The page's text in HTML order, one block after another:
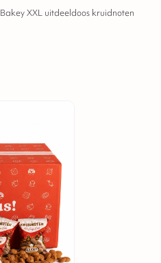
Bakey XXL uitdeeldoos kruidnoten